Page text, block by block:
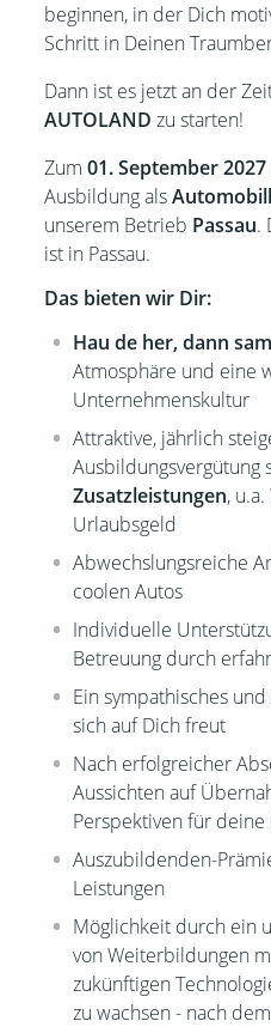
beginnen, in der Dich
Schritt in Deinen
Dann ist es jetzt an der
AUTOLANDzu starten!
Zum01. September 2027
Ausbildung als
unserem Betrieb Passau.
ist in Passau.
Das bieten wir Dir:
Hau de her, dann
Atmosphäre und eine
Unternehmenskultur
Attraktive, jährlich
Ausbildungsvergütung
Zusatzleistungen,
Urlaubsgeld
Abwechslungsreiche
coolen Autos
Individuelle
Betreuung durch
Ein sympathisches
sich auf Dich freut
Nach erfolgreicher
Aussichten auf
Perspektiven für
Auszubildenden-
Leistungen
Möglichkeit durch ein
von Weiterbildungen
zukünftigen
zu wachsen - nach